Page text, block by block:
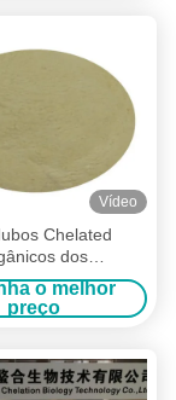
Vídeo
Chelated
dos
para plantas
categorias
o melhor
preço